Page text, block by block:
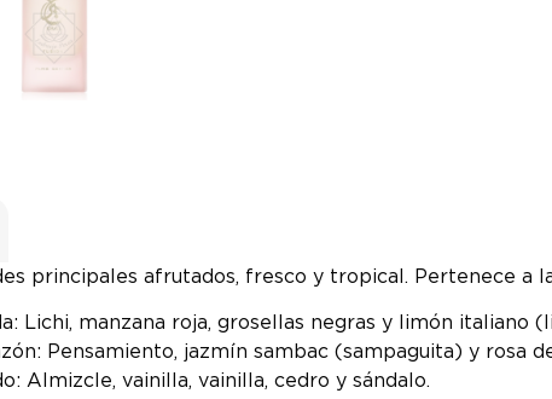
principales afrutados, fresco y tropical. Pertenece a
Lichi, manzana roja, grosellas negras y limón italiano
Pensamiento, jazmín sambac (sampaguita) y rosa
Almizcle, vainilla, vainilla, cedro y sándalo.